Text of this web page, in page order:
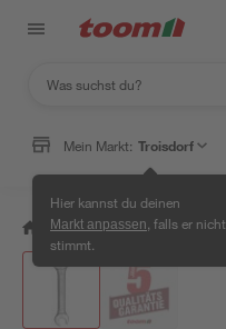
Mein Markt: Troisdorf
Hier kannst du deinen
Markt anpassen , falls er nicht
stimmt.
/ Werkstatt & Maschinen /